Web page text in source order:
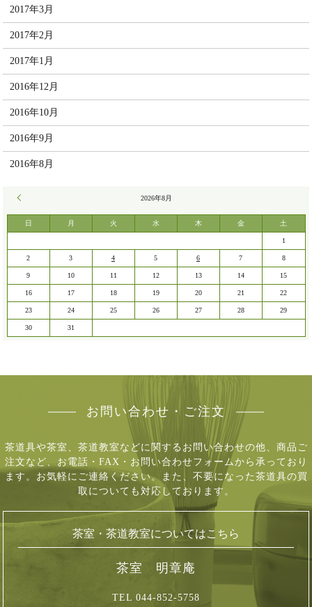
2017年3月
2017年2月
2017年1月
2016年12月
2016年10月
2016年9月
2016年8月
2026年8月
日 月 火 水 木 金 土
1
2 3 4 5 6 7 8
9 10 11 12 13 14 15
16 17 18 19 20 21 22
23 24 25 26 27 28 29
30 31
お問い合わせ・ご注文
茶道具や茶室、茶道教室などに関するお問い合わせの他、商品ご
注文など、 お電話・FAX・お問い合わせフォームから承っており
ます。お気軽にご連絡ください。 また、不要になった茶道具の買
取についても対応しております。
茶室・茶道教室についてはこちら
茶室 明章庵
TEL 044-852-5758